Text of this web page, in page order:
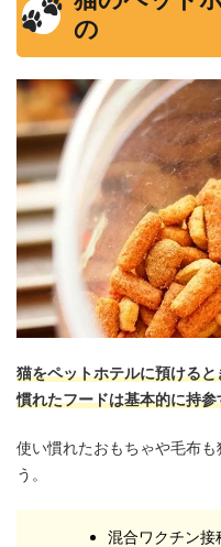
の
猫をペットホテルに預ける
慣れたフードは基本的に持
使い慣れたおもちゃや毛布
う。
混合ワクチン接